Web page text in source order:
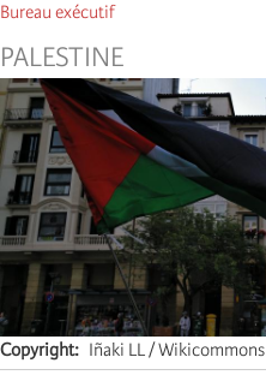
Bureau exécutif
PALESTINE
Copyright
Iñaki LL / Wikicommons